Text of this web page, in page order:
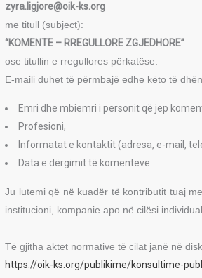
zyra.ligjore@oik-ks.org
me titull (subject):
“KOMENTE – RREGULLORE ZGJEDHORE”
ose titullin e rregullores përkatëse.
E-maili duhet të përmbajë edhe këto të
Emri dhe mbiemri i personit që jep
Profesioni,
Informatat e kontaktit (adresa, e-mail,
Data e dërgimit të komenteve.
Ju lutemi që në kuadër të kontributit tuaj
institucioni, kompanie apo në cilësi
Të gjitha aktet normative të cilat janë në
https://oik-ks.org/publikime/konsultime-